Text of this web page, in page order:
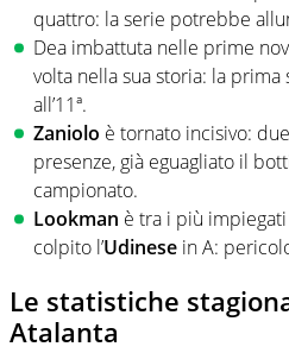
quattro: la serie potrebbe
Dea imbattuta nelle prime
volta nella sua storia: la prima
all’11ª.
Zaniolo è tornato incisivo:
presenze, già eguagliato il
campionato.
Lookman è tra i più
colpito l’Udinese in A:
Le statistiche
Atalanta